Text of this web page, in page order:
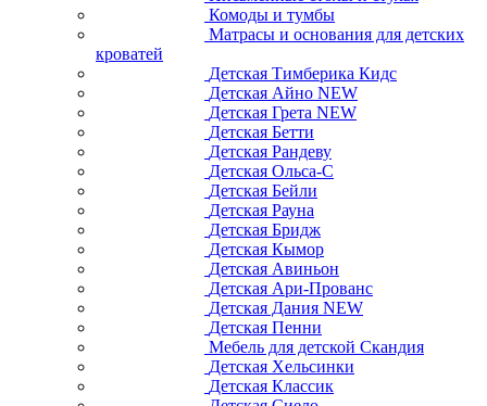
Комоды и тумбы
Матрасы и основания для детских
кроватей
Детская Тимберика Кидс
Детская Айно NEW
Детская Грета NEW
Детская Бетти
Детская Рандеву
Детская Ольса-С
Детская Бейли
Детская Рауна
Детская Бридж
Детская Кымор
Детская Авиньон
Детская Ари-Прованс
Детская Дания NEW
Детская Пенни
Мебель для детской Скандия
Детская Хельсинки
Детская Классик